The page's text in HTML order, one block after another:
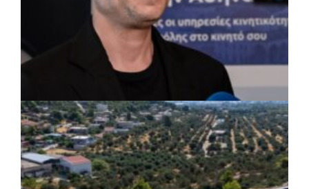
ΡΕΠΟΡΤΑΖ | 07/08/2026 · 17:27
Ο Δούκας για έργα, καθαριότητα και τη
μάχη των επόμενων εκλογών: «Η καλύτερη
μου να κατέβει ο Μπακογιάννης»